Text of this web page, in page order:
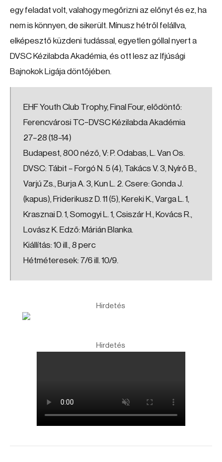
egy feladat volt, valahogy megőrizni az előnyt és ez, ha
nem is könnyen, de sikerült. Mínusz hétről felállva,
elképesztő küzdeni tudással, egyetlen góllal nyert a
DVSC Kézilabda Akadémia, és ott lesz az Ifjúsági
Bajnokok Ligája döntőjében.
EHF Youth Club Trophy, Final Four, elődöntő:
Ferencvárosi TC–DVSC Kézilabda Akadémia
27–28 (18–14)
Budapest, 800 néző, V: P. Odabas, L. Van Os.
DVSC: Tábit – Forgó N. 5 (4), Takács V. 3, Nyírő B.,
Varjú Zs., Burja A. 3, Kun L. 2. Csere: Gonda J.
(kapus), Friderikusz D. 11 (5), Kereki K., Varga L. 1,
Krasznai D. 1, Somogyi L. 1, Csiszár H., Kovács R.,
Lovász K. Edző: Márián Blanka.
Kiállítás: 10 ill., 8 perc
Hétméteresek: 7/6 ill. 10/9.
Hirdetés
Hirdetés